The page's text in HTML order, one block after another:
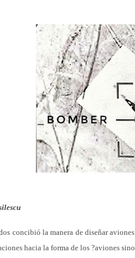
concibió la manera de diseñar
hacia la forma de los ?aviones